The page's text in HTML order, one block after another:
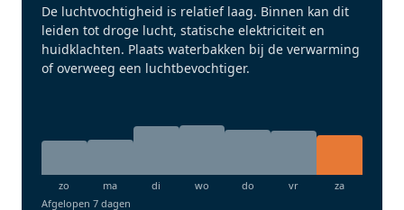
De luchtvochtigheid is relatief laag. Binnen kan dit
leiden tot droge lucht, statische elektriciteit en
huidklachten. Plaats waterbakken bij de verwarming
of overweeg een luchtbevochtiger.
Afgelopen 7 dagen